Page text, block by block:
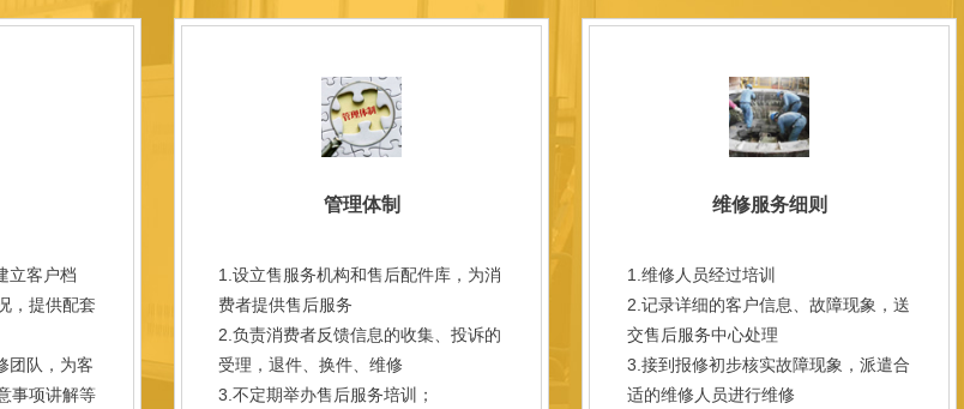
善，信誉良好的原则。 热诚欢迎
立客户档
，提供配套
团队，为客
事项讲解等
管理体制
1.设立售服务机构和售后配件库，为消
费者提供售后服务
2.负责消费者反馈信息的收集、投诉的
受理，退件、换件、维修
3.不定期举办售后服务培训；
维修服务细则
1.维修人员经过培训
2.记录详细的客户信息、故障现象，送
交售后服务中心处理
3.接到报修初步核实故障现象，派遣合
适的维修人员进行维修